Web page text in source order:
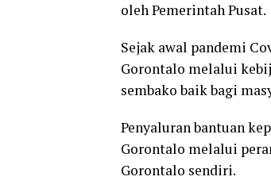
oleh Pemerintah Pusat.
Sejak awal pandemi
Gorontalo melalui
sembako baik bagi
Penyaluran bantuan
Gorontalo melalui
Gorontalo sendiri.